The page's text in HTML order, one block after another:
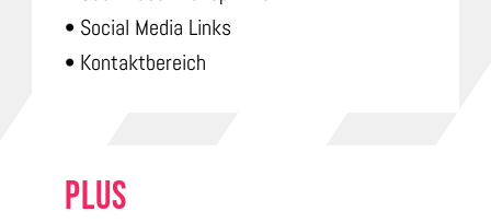
• Social Media Links
• Kontaktbereich
PLUS